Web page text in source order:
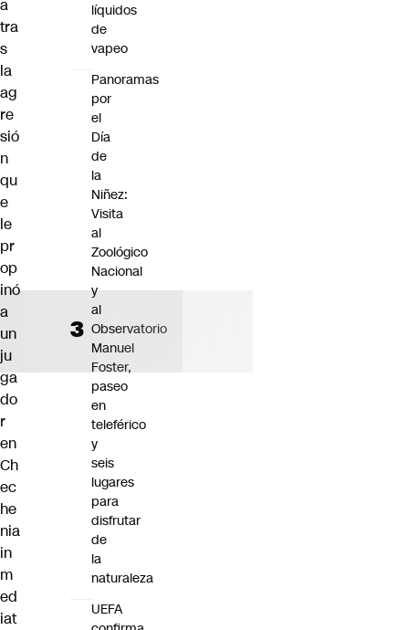
a
tra
s
la
ag
re
sió
n
qu
e
le
pr
op
inó
a
un
ju
ga
do
r
en
Ch
ec
he
nia
in
m
ed
iat
líquidos
de
vapeo
Panoramas
por
el
Día
de
la
Niñez:
Visita
al
Zoológico
Nacional
y
al
Observatorio
Manuel
Foster,
paseo
en
teleférico
y
seis
lugares
para
disfrutar
de
la
naturaleza
UEFA